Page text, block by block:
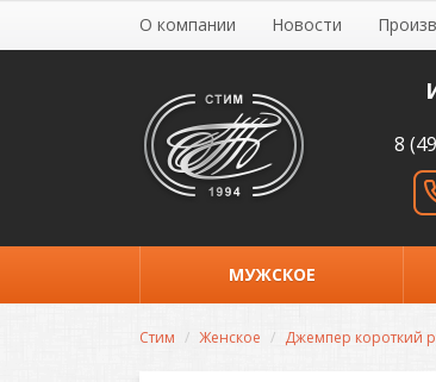
О компании Новости
8
МУЖСКОЕ
Стим Женское Джемпер короткий